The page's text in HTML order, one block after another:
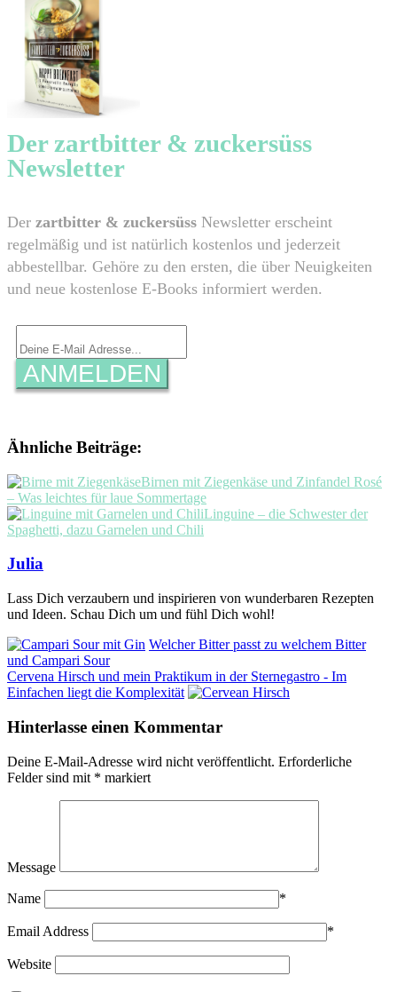
​Der zartbitter & zuckersüss
Newsletter
​Der zartbitter & zuckersüss Newsletter erscheint
regelmäßig und ist natürlich kostenlos und jederzeit
abbestellbar. Gehöre zu den ersten, die über Neuigkeiten
und neue kostenlose E-Books informiert werden.
ANMELDEN
Ähnliche Beiträge:
Birnen mit Ziegenkäse und Zinfandel Rosé
– Was leichtes für laue Sommertage
Linguine – die Schwester der
Spaghetti, dazu Garnelen und Chili
Julia
Lass Dich verzaubern und inspirieren von wunderbaren Rezepten
und Ideen. Schau Dich um und fühl Dich wohl!
Welcher Bitter passt zu welchem Bitter
und Campari Sour
Cervena Hirsch und mein Praktikum in der Sternegastro - Im
Einfachen liegt die Komplexität
Hinterlasse einen Kommentar
Deine E-Mail-Adresse wird nicht veröffentlicht. Erforderliche
Felder sind mit * markiert
Message
Name *
Email Address *
Website